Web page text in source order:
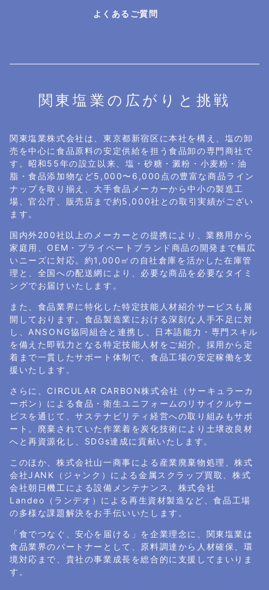
よくあるご質問
関東塩業の広がりと挑戦
関東塩業株式会社は、東京都新宿区に本社を構え、塩の卸
売を中心に食品原料の安定供給を担う食品卸の専門商社で
す。昭和55年の設立以来、塩・砂糖・澱粉・小麦粉・油
脂・食品添加物など5,000〜6,000点の豊富な商品ライン
ナップを取り揃え、大手食品メーカーから中小の製造工
場、官公庁、販売店まで約5,000社との取引実績がござい
ます。
国内外200社以上のメーカーとの提携により、業務用から
家庭用、OEM・プライベートブランド商品の開発まで幅広
いニーズに対応。約1,000㎡の自社倉庫を活かした在庫管
理と、全国への配送網により、必要な商品を必要なタイミ
ングでお届けいたします。
また、食品業界に特化した特定技能人材紹介サービスも展
開しております。食品製造業における深刻な人手不足に対
し、ANSONG協同組合と連携し、日本語能力・専門スキル
を備えた即戦力となる特定技能人材をご紹介。採用から定
着まで一貫したサポート体制で、食品工場の安定稼働を支
援いたします。
さらに、CIRCULAR CARBON株式会社（サーキュラーカ
ーボン）による食品・衛生ユニフォームのリサイクルサー
ビスを通じて、サステナビリティ経営への取り組みもサポ
ート。廃棄されていた作業着を炭化技術により土壌改良材
へと再資源化し、SDGs達成に貢献いたします。
このほか、株式会社山一商事による産業廃棄物処理、株式
会社JANK（ジャンク）による金属スクラップ買取、株式
会社朝日機工による設備メンテナンス、株式会社
Landeo（ランデオ）による再生資材製造など、食品工場
の多様な課題解決をお手伝いいたします。
「食でつなぐ、安心を届ける」を企業理念に、関東塩業は
食品業界のパートナーとして、原料調達から人材確保、環
境対応まで、貴社の事業成長を総合的に支援してまいりま
す。